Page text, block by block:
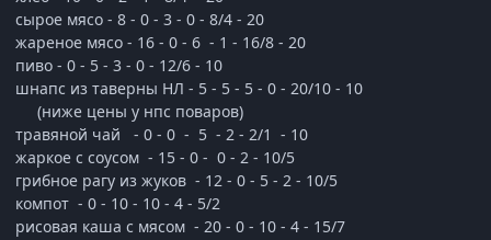
сырое мясо - 8 - 0 - 3 - 0 - 8/4 - 20
жареное мясо - 16 - 0 - 6 - 1 - 16/8 - 20
пиво - 0 - 5 - 3 - 0 - 12/6 - 10
шнапс из таверны НЛ - 5 - 5 - 5 - 0 - 20/10 - 10
(ниже цены у нпс поваров)
травяной чай - 0 - 0 - 5 - 2 - 2/1 - 10
жаркое с соусом - 15 - 0 - 0 - 2 - 10/5
грибное рагу из жуков - 12 - 0 - 5 - 2 - 10/5
компот - 0 - 10 - 10 - 4 - 5/2
рисовая каша с мясом - 20 - 0 - 10 - 4 - 15/7